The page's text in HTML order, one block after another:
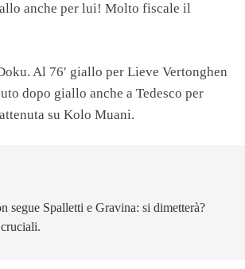
anche per lui! Molto fiscale il
Al 76′ giallo per Lieve Vertonghen
dopo giallo anche a Tedesco per
su Kolo Muani.
segue Spalletti e Gravina: si dimetterà?